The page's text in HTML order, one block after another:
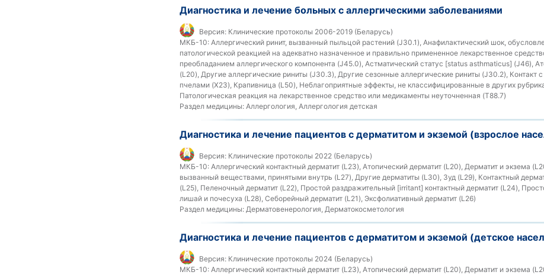
Диагностика и лечение больных с аллергическими заболеваниями
Версия: Клинические протоколы 2006-2019 (Беларусь)
МКБ-10: Аллергический ринит, вызванный пыльцой растений (J30.1), Анафилактический шок,
патологической реакцией на адекватно назначенное и правильно примененное лекарственное
преобладанием аллергического компонента (J45.0), Астматический статус [status asthmaticus] (J46),
(L20), Другие аллергические риниты (J30.3), Другие сезонные аллергические риниты (J30.2),
пчелами (X23), Крапивница (L50), Неблагоприятные эффекты, не классифицированные в других
Патологическая реакция на лекарственное средство или медикаменты неуточненная (T88.7)
Раздел медицины: Аллергология, Аллергология детская
Диагностика и лечение пациентов с дерматитом и экземой (взрослое
Версия: Клинические протоколы 2022 (Беларусь)
МКБ-10: Аллергический контактный дерматит (L23), Атопический дерматит (L20), Дерматит и экзема
вызванный веществами, принятыми внутрь (L27), Другие дерматиты (L30), Зуд (L29), Контактный
(L25), Пеленочный дерматит (L22), Простой раздражительный [irritant] контактный дерматит (L24),
лишай и почесуха (L28), Себорейный дерматит (L21), Эксфолиативный дерматит (L26)
Раздел медицины: Дерматовенерология, Дерматокосметология
Диагностика и лечение пациентов с дерматитом и экземой (детское
Версия: Клинические протоколы 2024 (Беларусь)
МКБ-10: Аллергический контактный дерматит (L23), Атопический дерматит (L20), Дерматит и экзема